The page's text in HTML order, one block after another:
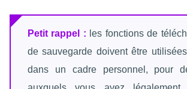
Petit rappel : les fonctions de
de sauvegarde doivent être
dans un cadre personnel, pour